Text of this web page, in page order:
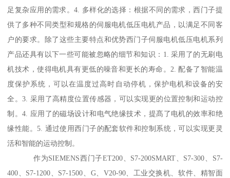
足复杂应用的需求。4. 多样化的选择：根据不同的需求，西门子提
供了多种不同类型和规格的伺服电机低压电机产品，以满足不同客
户的要求。除了这些主要特点和优势西门子伺服电机低压电机系列
产品还具有以下一些可能被忽略的细节和知识：1. 采用了的无刷电
机技术，使得电机具有更低的噪音和更长的寿命。2. 配备了智能温
度保护系统，可以在温度过高时自动停机，保护电机和设备的安
全。3. 采用了高精度位置传感器，可以实现更的位置控制和运动控
制。4. 应用了的磁场设计和电气绝缘技术，提髙了电机的效率和绝
缘性能。5. 通过使用西门子的配套软件和控制系统，可以实现更灵
活和智能的运动控制。
作为SIEMENS西门子ET200、S7-200SMART、S7-300、S7-
400、S7-1200、S7-1500、G、V20-90、工业交换机、软件、精智面